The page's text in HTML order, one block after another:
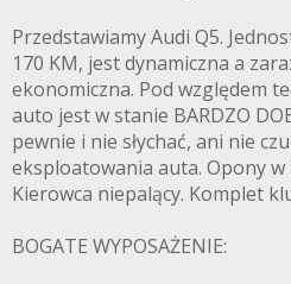
Przedstawiamy Audi Q5.
170 KM, jest dynamiczna a
ekonomiczna. Pod względem
auto jest w stanie BARDZO
pewnie i nie słychać, ani nie
eksploatowania auta. Opony
Kierowca niepalący. Komplet
BOGATE WYPOSAŻENIE: